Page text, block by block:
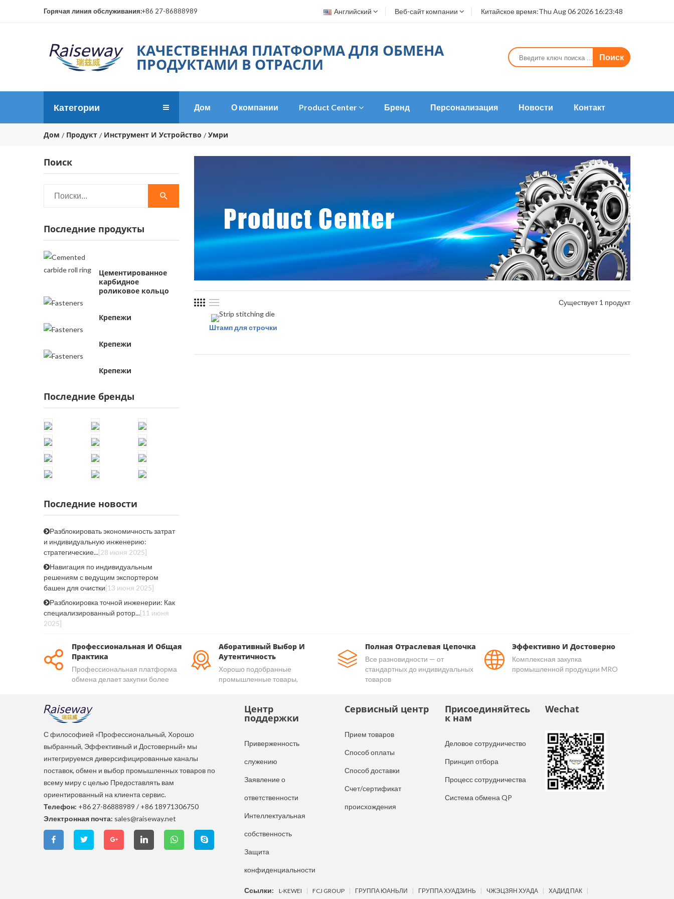
Горячая линия обслуживания:+86 27-86888989 Английский Веб-сайт компании Китайское время:Thu Aug 06 2026 16:23:48
КАЧЕСТВЕННАЯ ПЛАТФОРМА ДЛЯ ОБМЕНА
ПРОДУКТАМИ В ОТРАСЛИ Поиск
Категории Дом О компании Product Center Бренд Персонализация Новости Контакт
Дом Продукт Инструмент И Устройство Умри
Поиск
Последние продукты
Цементированное
карбидное
роликовое кольцо
Крепежи
Крепежи
Крепежи
Последние бренды
Последние новости
Разблокировать экономичность затрат
и индивидуальную инженерию:
стратегические...[28 июня 2025]
Навигация по индивидуальным
решениям с ведущим экспортером
башен для очистки[13 июня 2025]
Разблокировка точной инженерии: Как
специализированный ротор...[11 июня
2025]
Существует 1 продукт
Штамп для строчки
Профессиональная И Общая
Практика
Профессиональная платформа
обмена делает закупки более
Аборативный Выбор И
Аутентичность
Хорошо подобранные
промышленные товары,
Полная Отраслевая Цепочка
Все разновидности — от
стандартных до индивидуальных
товаров
Эффективно И Достоверно
Комплексная закупка
промышленной продукции MRO
С философией «Профессиональный, Хорошо
выбранный, Эффективный и Достоверный» мы
интегрируемся диверсифицированные каналы
поставок, обмен и выбор промышленных товаров по
всему миру с целью Предоставлять вам
ориентированный на клиента сервис.
Телефон: +86 27-86888989 / +86 18971306750
Электронная почта: sales@raiseway.net
Центр
поддержки
Приверженность
служению
Заявление о
ответственности
Интеллектуальная
собственность
Защита
конфиденциальности
Сервисный центр
Прием товаров
Способ оплаты
Способ доставки
Счет/сертификат
происхождения
Присоединяйтесь
к нам
Деловое сотрудничество
Принцип отбора
Процесс сотрудничества
Система обмена QP
Wechat
Ссылки: L-KEWEI FCJ GROUP ГРУППА ЮАНЬЛИ ГРУППА ХУАДЗИНЬ ЧЖЭЦЗЯН ХУАДА ХАДИД ПАК